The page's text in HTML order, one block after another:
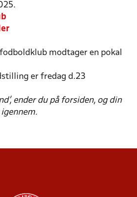
modtager en pokal
er fredag d.23
ender du på forsiden, og din